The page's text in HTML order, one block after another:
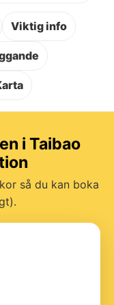
Viktig info
i Taibao
så du kan boka